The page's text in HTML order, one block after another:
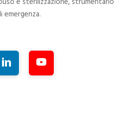
emergenza.